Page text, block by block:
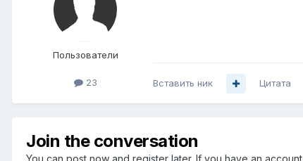
Пользователи
23 Вставить ник Цитата
Join the conversation
You can post now and register later. If you have an account,